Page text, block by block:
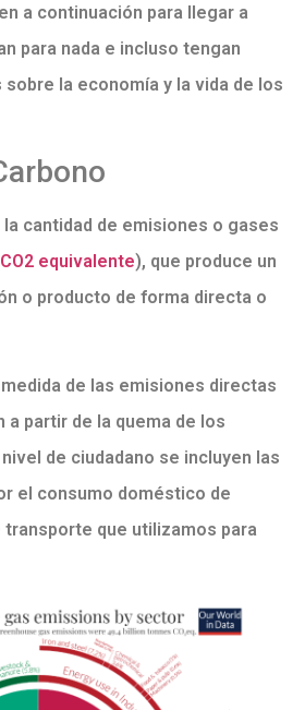
a continuación para llegar a
para nada e incluso tengan
la economía y la vida de los
la cantidad de emisiones o gases
CO2 equivalente), que produce un
o producto de forma directa o
de las emisiones directas
a partir de la quema de los
de ciudadano se incluyen las
el consumo doméstico de
que utilizamos para